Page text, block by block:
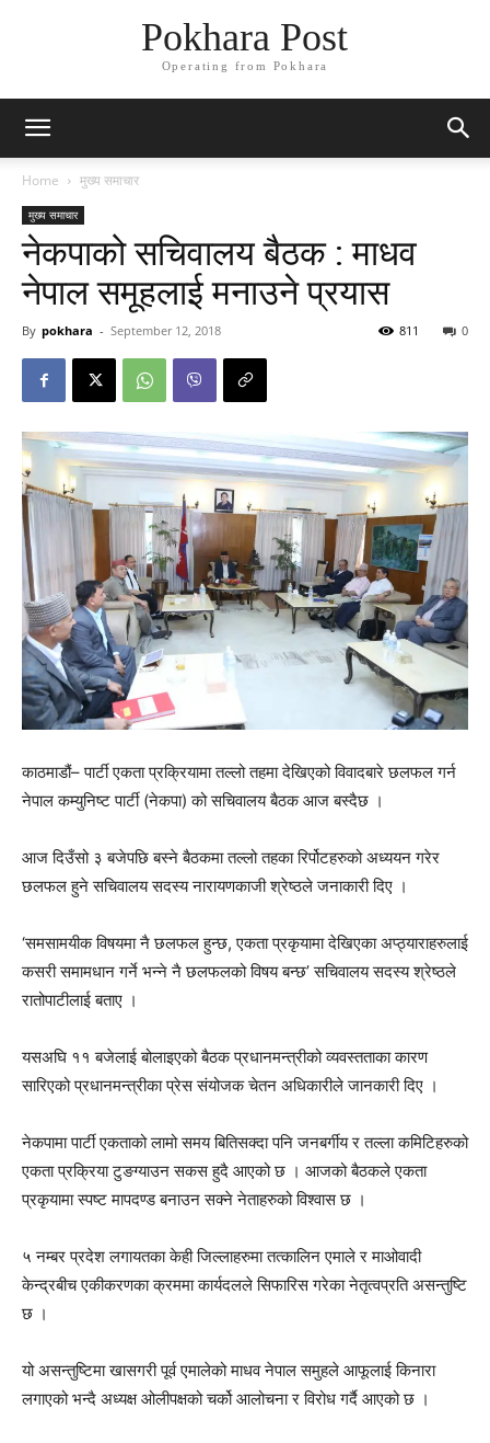
Pokhara Post
Operating from Pokhara
Home मुख्य समाचार
मुख्य समाचार
नेकपाको सचिवालय बैठक : माधव
नेपाल समूहलाई मनाउने प्रयास
By pokhara - September 12, 2018 0
811
काठमाडौं– पार्टी एकता प्रक्रियामा तल्लो तहमा देखिएको विवादबारे छलफल गर्न
नेपाल कम्युनिष्ट पार्टी (नेकपा) को सचिवालय बैठक आज बस्दैछ ।
आज दिउँसो ३ बजेपछि बस्ने बैठकमा तल्लो तहका रिर्पोटहरुको अध्ययन गरेर
छलफल हुने सचिवालय सदस्य नारायणकाजी श्रेष्ठले जनाकारी दिए ।
‘समसामयीक विषयमा नै छलफल हुन्छ, एकता प्रकृयामा देखिएका अप्ठ्याराहरुलाई
कसरी समामधान गर्ने भन्ने नै छलफलको विषय बन्छ’ सचिवालय सदस्य श्रेष्ठले
रातोपाटीलाई बताए ।
यसअघि ११ बजेलाई बोलाइएको बैठक प्रधानमन्त्रीको व्यवस्तताका कारण
सारिएको प्रधानमन्त्रीका प्रेस संयोजक चेतन अधिकारीले जानकारी दिए ।
नेकपामा पार्टी एकताको लामो समय बितिसक्दा पनि जनबर्गीय र तल्ला कमिटिहरुको
एकता प्रक्रिया टुङग्याउन सकस हुदै आएको छ । आजको बैठकले एकता
प्रकृयामा स्पष्ट मापदण्ड बनाउन सक्ने नेताहरुको विश्वास छ ।
५ नम्बर प्रदेश लगायतका केही जिल्लाहरुमा तत्कालिन एमाले र माओवादी
केन्द्रबीच एकीकरणका क्रममा कार्यदलले सिफारिस गरेका नेतृत्वप्रति असन्तुष्टि
छ ।
यो असन्तुष्टिमा खासगरी पूर्व एमालेको माधव नेपाल समुहले आफूलाई किनारा
लगाएको भन्दै अध्यक्ष ओलीपक्षको चर्को आलोचना र विरोध गर्दै आएको छ ।